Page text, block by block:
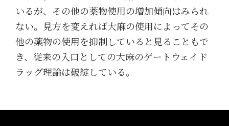
いるが、その他の薬物使用の増加傾向はみられ
ない。見方を変えれば大麻の使用によってその
他の薬物の使用を抑制していると見ることもで
き、従来の入口としての大麻のゲートウェイド
ラッグ理論は破綻している。